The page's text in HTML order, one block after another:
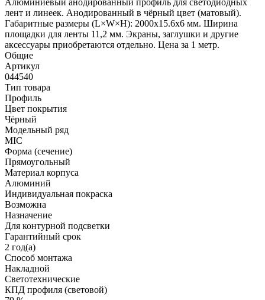
лент и линеек. Анодированный в чёрный цвет (матовый).
Габаритные размеры (L×W×H): 2000x15.6x6 мм. Ширина
площадки для ленты 11,2 мм. Экраны, заглушки и другие
аксессуары приобретаются отдельно. Цена за 1 метр.
Общие
Артикул
044540
Тип товара
Профиль
Цвет покрытия
Чёрный
Модельный ряд
MIC
Форма (сечение)
Прямоугольный
Материал корпуса
Алюминий
Индивидуальная покраска
Возможна
Назначение
Для контурной подсветки
Гарантийный срок
2 год(а)
Способ монтажа
Накладной
Светотехнические
КПД профиля (cветовой)